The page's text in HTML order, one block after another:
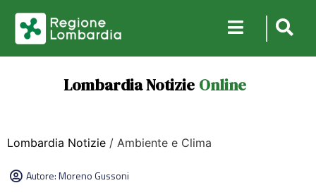
Lombardia Notizie Online
Lombardia Notizie / Ambiente e Clima
Autore:Moreno Gussoni